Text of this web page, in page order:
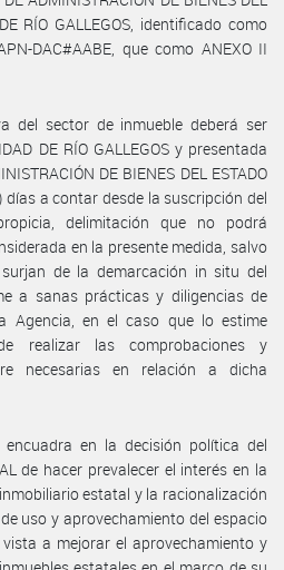
RÍO GALLEGOS, identificado como
DAC#AABE, que como ANEXO II
del sector de inmueble deberá ser
DE RÍO GALLEGOS y presentada
DE BIENES DEL ESTADO
días a contar desde la suscripción del
delimitación que no podrá
en la presente medida, salvo
de la demarcación in situ del
a sanas prácticas y diligencias de
Agencia, en el caso que lo estime
realizar las comprobaciones y
necesarias en relación a dicha
en la decisión política del
de hacer prevalecer el interés en la
estatal y la racionalización
uso y aprovechamiento del espacio
a mejorar el aprovechamiento y